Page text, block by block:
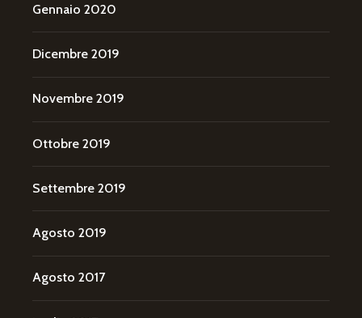
Gennaio 2020
Dicembre 2019
Novembre 2019
Ottobre 2019
Settembre 2019
Agosto 2019
Agosto 2017